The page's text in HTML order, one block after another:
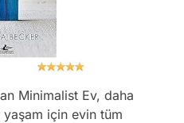
Minimalist Ev, daha
için evin tüm